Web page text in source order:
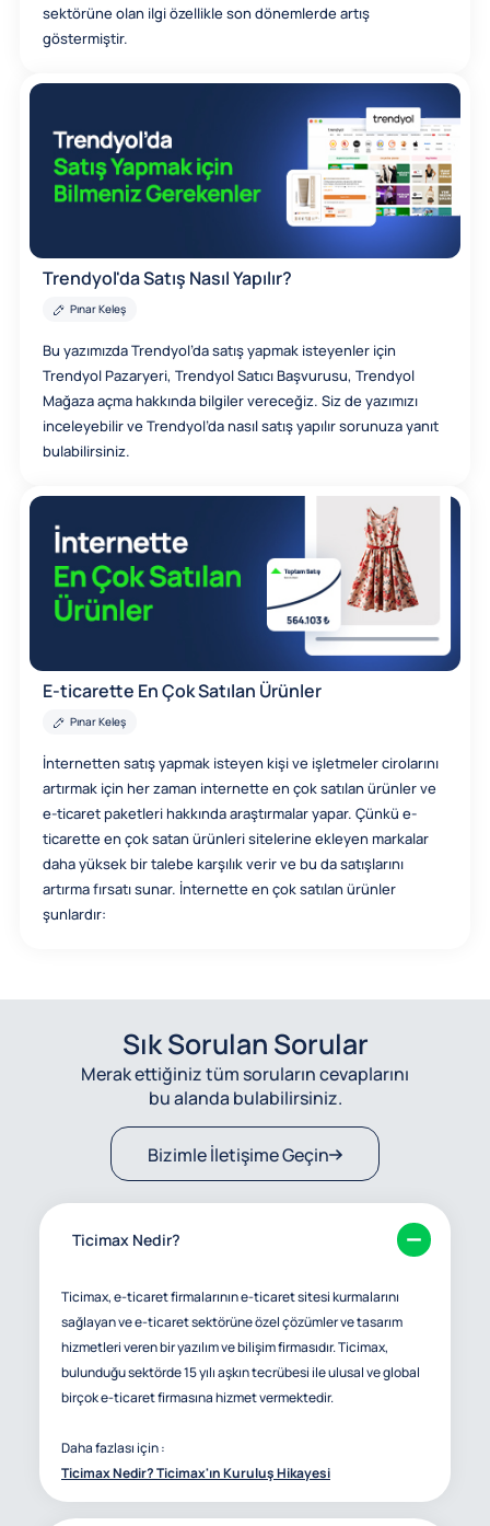
sektörüne olan ilgi özellikle son dönemlerde artış
göstermiştir.
Trendyol'da Satış Nasıl Yapılır?
Pınar Keleş
Bu yazımızda Trendyol’da satış yapmak isteyenler için
Trendyol Pazaryeri, Trendyol Satıcı Başvurusu, Trendyol
Mağaza açma hakkında bilgiler vereceğiz. Siz de yazımızı
inceleyebilir ve Trendyol’da nasıl satış yapılır sorunuza yanıt
bulabilirsiniz.
E-ticarette En Çok Satılan Ürünler
Pınar Keleş
İnternetten satış yapmak isteyen kişi ve işletmeler cirolarını
artırmak için her zaman internette en çok satılan ürünler ve
e-ticaret paketleri hakkında araştırmalar yapar. Çünkü e-
ticarette en çok satan ürünleri sitelerine ekleyen markalar
daha yüksek bir talebe karşılık verir ve bu da satışlarını
artırma fırsatı sunar. İnternette en çok satılan ürünler
şunlardır:
Sık Sorulan Sorular
Merak ettiğiniz tüm soruların cevaplarını
bu alanda bulabilirsiniz.
Bizimle İletişime Geçin
Ticimax Nedir?
Ticimax, e-ticaret firmalarının e-ticaret sitesi kurmalarını
sağlayan ve e-ticaret sektörüne özel çözümler ve tasarım
hizmetleri veren bir yazılım ve bilişim firmasıdır. Ticimax,
bulunduğu sektörde 15 yılı aşkın tecrübesi ile ulusal ve global
birçok e-ticaret firmasına hizmet vermektedir.
Daha fazlası için :
Ticimax Nedir? Ticimax'ın Kuruluş Hikayesi